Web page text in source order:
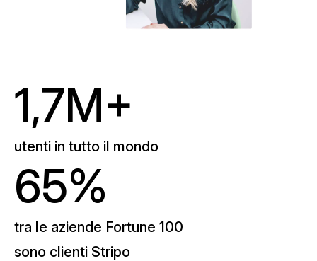
1,7M+
utenti in tutto il mondo
65%
tra le aziende Fortune 100
sono clienti Stripo